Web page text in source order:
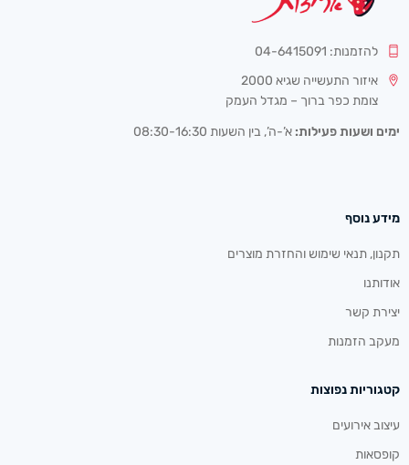
להזמנות: 04-6415091
איזור התעשייה שגיא 2000
צומת כפר ברוך – מגדל העמק
ימים ושעות פעילות: א’-ה’, בין השעות 08:30-16:30
מידע נוסף
תקנון, תנאי שימוש והחזרת מוצרים
אודותנו
יצירת קשר
מעקב הזמנות
קטגוריות נפוצות
עיצוב אירועים
קופסאות